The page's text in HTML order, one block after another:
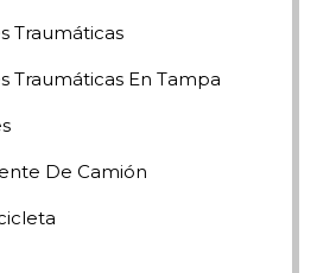
Traumáticas
Traumáticas En Tampa
De Camión